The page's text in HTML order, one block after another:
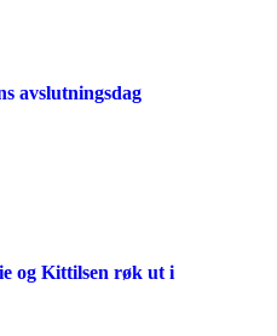
avslutningsdag
og Kittilsen røk ut i